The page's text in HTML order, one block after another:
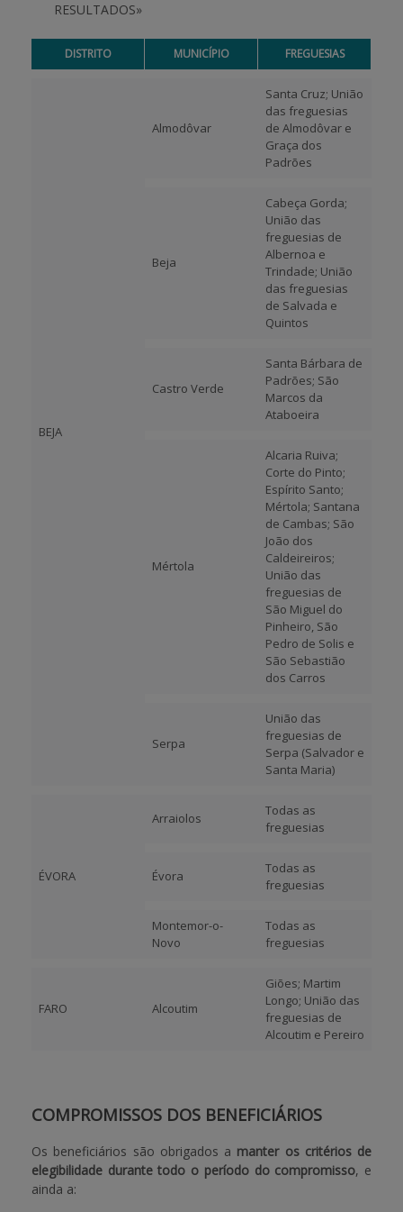
RESULTADOS»
DISTRITO MUNICÍPIO FREGUESIAS
BEJA
Almodôvar
Santa Cruz; União
das freguesias
de Almodôvar e
Graça dos
Padrões
Beja
Cabeça Gorda;
União das
freguesias de
Albernoa e
Trindade; União
das freguesias
de Salvada e
Quintos
Castro Verde
Santa Bárbara de
Padrões; São
Marcos da
Ataboeira
Mértola
Alcaria Ruiva;
Corte do Pinto;
Espírito Santo;
Mértola; Santana
de Cambas; São
João dos
Caldeireiros;
União das
freguesias de
São Miguel do
Pinheiro, São
Pedro de Solis e
São Sebastião
dos Carros
Serpa
União das
freguesias de
Serpa (Salvador e
Santa Maria)
ÉVORA
Arraiolos
Todas as
freguesias
Évora
Todas as
freguesias
Montemor-o-
Novo
Todas as
freguesias
FARO Alcoutim
Giões; Martim
Longo; União das
freguesias de
Alcoutim e Pereiro
COMPROMISSOS DOS BENEFICIÁRIOS
Os beneficiários são obrigados a manter os critérios de
elegibilidade durante todo o período do compromisso, e
ainda a: